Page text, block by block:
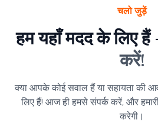
चलो जुड़ें
हम यहाँ मदद के लिए हैं
करें!
क्या आपके कोई सवाल हैं या सहायता की
लिए हैं! आज ही हमसे संपर्क करें, और
करेगी।